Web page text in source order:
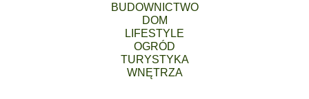
BUDOWNICTWO
DOM
LIFESTYLE
OGRÓD
TURYSTYKA
WNĘTRZA